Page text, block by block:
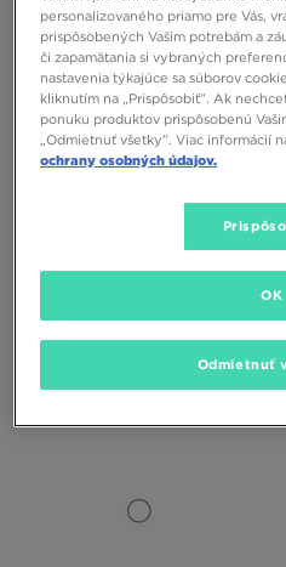
46,00 €
personalizovaného priamo pre Vás,
prispôsobených Vašim potrebám a
či zapamätania si vybraných
nastavenia týkajúce sa súborov
kliknutím na „Prispôsobiť”. Ak
ponuku produktov prispôsobenú
„Odmietnuť všetky”. Viac informácií
ochrany osobných údajov.
Odmietnuť
OK